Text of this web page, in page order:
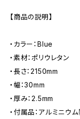
【商品の説明】
・カラー：Blue
・素材：ポリウレタン
・長さ：2150mm
・幅：30mm
・厚み：2.5mm
・付属品：アルミニウ